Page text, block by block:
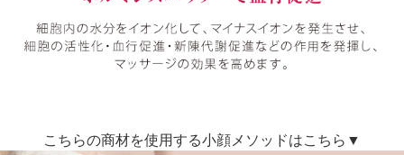
こちらの商材を使用する小顔メソッドはこちら▼